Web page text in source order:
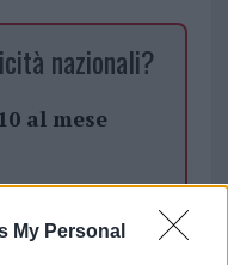
My Personal
nazionali?
al mese